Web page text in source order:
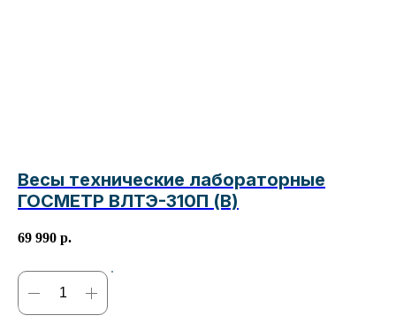
Весы технические лабораторные
ГОСМЕТР ВЛТЭ-310П (В)
69 990 р.